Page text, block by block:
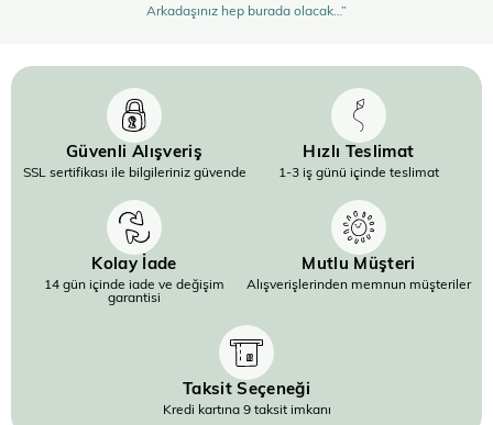
Arkadaşınız hep burada olacak…”
Güvenli Alışveriş
SSL sertifikası ile bilgileriniz güvende
Hızlı Teslimat
1-3 iş günü içinde teslimat
Kolay İade
14 gün içinde iade ve değişim
garantisi
Mutlu Müşteri
Alışverişlerinden memnun müşteriler
Taksit Seçeneği
Kredi kartına 9 taksit imkanı